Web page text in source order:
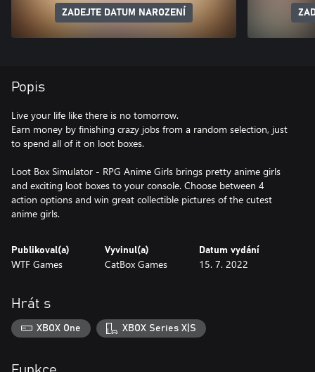
ZADEJTE DATUM NAROZENÍ
Popis
Live your life like there is no tomorrow.
Earn money by finishing crazy jobs from a random selection, just
to spend all of it on loot boxes.
Loot Box Simulator - RPG Anime Girls brings pretty anime girls
and exciting loot boxes to your console. Choose between 4
action options and win great collectible pictures of the cutest
anime girls.
Publikoval(a)
WTF Games
Vyvinul(a)
CatBox Games
Datum vydání
15. 7. 2022
Hrát s
XBOX One XBOX Series X|S